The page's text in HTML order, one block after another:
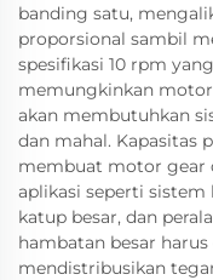
banding satu,
proporsional sambil
spesifikasi 10 rpm
memungkinkan
akan membutuhkan
dan mahal. Kapasitas
membuat motor gear
aplikasi seperti
katup besar, dan
hambatan besar
mendistribusikan